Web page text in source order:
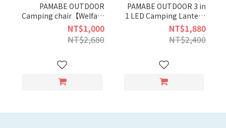
PAMABE OUTDOOR
Camping chair【Welfare
products】
NT$1,000
NT$2,680
PAMABE OUTDOOR 3 in
1 LED Camping Lantern
With Power Bank
NT$1,880
NT$2,400